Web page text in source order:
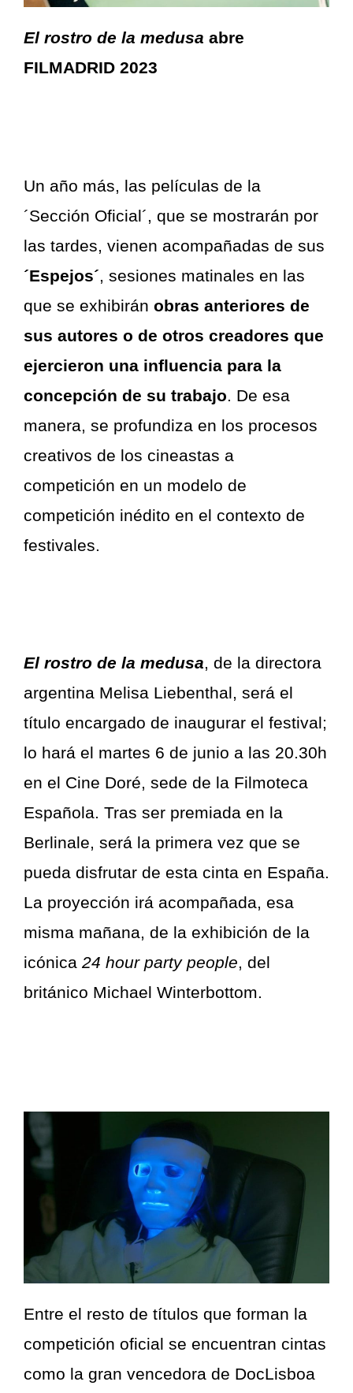
El rostro de la medusa abre
FILMADRID 2023
Un año más, las películas de la
´Sección Oficial´, que se mostrarán por
las tardes, vienen acompañadas de sus
´Espejos´, sesiones matinales en las
que se exhibirán obras anteriores de
sus autores o de otros creadores que
ejercieron una influencia para la
concepción de su trabajo. De esa
manera, se profundiza en los procesos
creativos de los cineastas a
competición en un modelo de
competición inédito en el contexto de
festivales.
El rostro de la medusa, de la directora
argentina Melisa Liebenthal, será el
título encargado de inaugurar el festival;
lo hará el martes 6 de junio a las 20.30h
en el Cine Doré, sede de la Filmoteca
Española. Tras ser premiada en la
Berlinale, será la primera vez que se
pueda disfrutar de esta cinta en España.
La proyección irá acompañada, esa
misma mañana, de la exhibición de la
icónica 24 hour party people, del
británico Michael Winterbottom.
Entre el resto de títulos que forman la
competición oficial se encuentran cintas
como la gran vencedora de DocLisboa